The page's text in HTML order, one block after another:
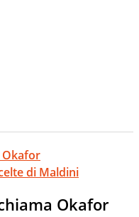
Okafor
di Maldini
Okafor